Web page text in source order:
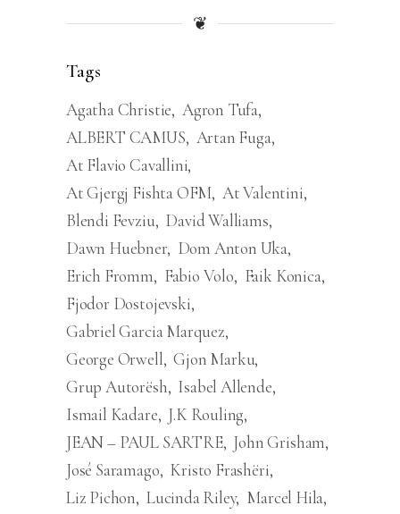
❦
Tags
Agatha Christie Agron Tufa
ALBERT CAMUS Artan Fuga
At Flavio Cavallini
At Gjergj Fishta OFM At Valentini
Blendi Fevziu David Walliams
Dawn Huebner Dom Anton Uka
Erich Fromm
Fabio Volo
Faik Konica
Fjodor Dostojevski
Gabriel Garcia Marquez
George Orwell Gjon Marku
Grup Autorësh Isabel Allende
Ismail Kadare J.K Rouling
JEAN – PAUL SARTRE John Grisham
José Saramago Kristo Frashëri
Liz Pichon Lucinda Riley Marcel Hila